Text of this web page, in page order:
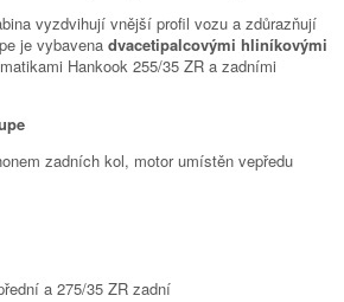
vyzdvihují vnější profil vozu a zdůrazňují
je vybavena dvacetipalcovými hliníkovými
Hankook 255/35 ZR a zadními
zadních kol, motor umístěn vepředu
a 275/35 ZR zadní